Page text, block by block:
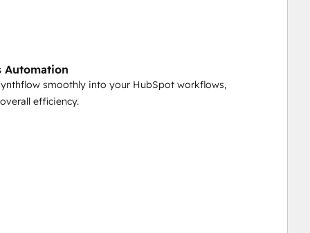
Automation
smoothly into your HubSpot workflows,
efficiency.